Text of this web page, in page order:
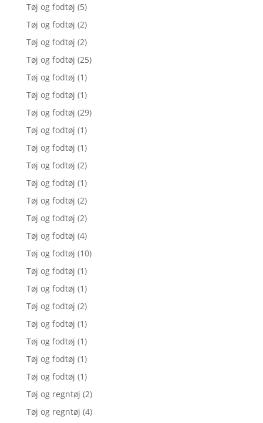
Tøj og fodtøj (5)
Tøj og fodtøj (2)
Tøj og fodtøj (2)
Tøj og fodtøj (25)
Tøj og fodtøj (1)
Tøj og fodtøj (1)
Tøj og fodtøj (29)
Tøj og fodtøj (1)
Tøj og fodtøj (1)
Tøj og fodtøj (2)
Tøj og fodtøj (1)
Tøj og fodtøj (2)
Tøj og fodtøj (2)
Tøj og fodtøj (4)
Tøj og fodtøj (10)
Tøj og fodtøj (1)
Tøj og fodtøj (1)
Tøj og fodtøj (2)
Tøj og fodtøj (1)
Tøj og fodtøj (1)
Tøj og fodtøj (1)
Tøj og fodtøj (1)
Tøj og regntøj (2)
Tøj og regntøj (4)